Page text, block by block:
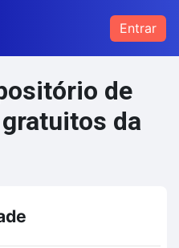
Entrar
de
da